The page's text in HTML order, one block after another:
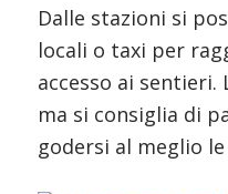
Dalle stazioni si
locali o taxi per
accesso ai sentieri.
ma si consiglia di
godersi al meglio